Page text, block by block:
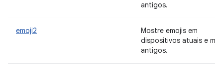
antigos.
emoji2
Mostre emojis em
dispositivos atuais e
antigos.